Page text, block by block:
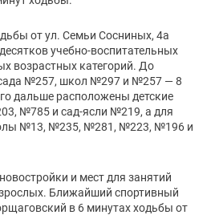
12
от ул. Семьи Сосниных, 4а
учебно-воспитательных
возрастных категорий. До
№257, школ №297 и №257 — 8
дальше расположены детские
№785 и сад-ясли №219, а для
№13, №235, №281, №223, №196 и
и мест для занятий
Ближайший спортивный
в 6 минутах ходьбы от